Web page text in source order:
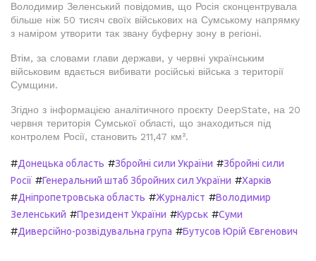
Володимир Зеленський повідомив, що Росія сконцентрувала
більше ніж 50 тисяч своїх військових на Сумському напрямку
з наміром утворити так звану буферну зону в регіоні.
Втім, за словами глави держави, у червні українським
військовим вдається вибивати російські війська з території
Сумщини.
Згідно з інформацією аналітичного проєкту DeepState, на 20
червня територія Сумської області, що знаходиться під
контролем Росії, становить 211,47 км².
#Донецька область #Збройні сили України #Збройні сили
Росії #Генеральний штаб Збройних сил України #Харків
#Дніпропетровська область #Журналіст #Володимир
Зеленський #Президент України #Курськ #Суми
#Диверсійно-розвідувальна група #Бутусов Юрій Євгенович